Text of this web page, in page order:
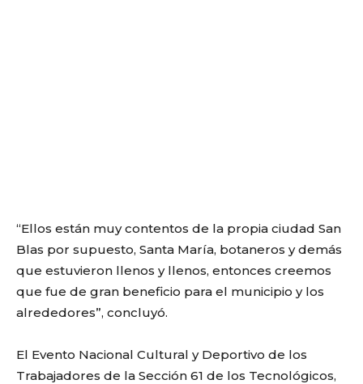
“Ellos están muy contentos de la propia ciudad San
Blas por supuesto, Santa María, botaneros y demás
que estuvieron llenos y llenos, entonces creemos
que fue de gran beneficio para el municipio y los
alrededores”, concluyó.
El Evento Nacional Cultural y Deportivo de los
Trabajadores de la Sección 61 de los Tecnológicos,